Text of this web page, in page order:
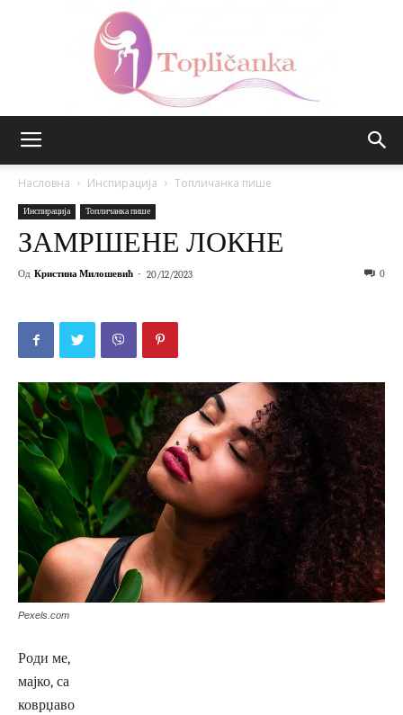
Насловна Инспирација Топличанка пише
Инспирација Топличанка пише
ЗАМРШЕНЕ ЛОКНЕ
Од Кристина Милошевић - 20/12/2023 0
Pexels.com
Роди ме,
мајко, са
коврџаво